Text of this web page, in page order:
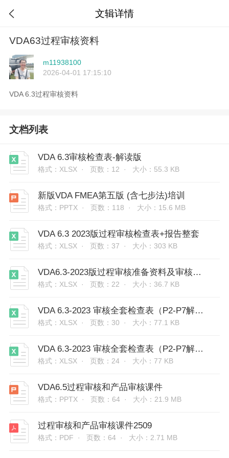
 文辑详情
VDA63过程审核资料
m11938100
2026-04-01 17:15:10
VDA 6.3过程审核资料
文档列表
VDA 6.3审核检查表-解读版
格式：XLSX · 页数：12 · 大小：55.3 KB
新版VDA FMEA第五版 (含七步法)培训
格式：PPTX · 页数：118 · 大小：15.6 MB
VDA 6.3 2023版过程审核检查表+报告整套
格式：XLSX · 页数：37 · 大小：303 KB
VDA6.3-2023版过程审核准备资料及审核方法
格式：XLSX · 页数：22 · 大小：36.7 KB
VDA 6.3-2023 审核全套检查表（P2-P7解读）
格式：XLSX · 页数：30 · 大小：77.1 KB
VDA 6.3-2023 审核全套检查表（P2-P7解读）
格式：XLSX · 页数：24 · 大小：77 KB
VDA6.5过程审核和产品审核课件
格式：PPTX · 页数：64 · 大小：21.9 MB
过程审核和产品审核课件2509
格式：PDF · 页数：64 · 大小：2.71 MB